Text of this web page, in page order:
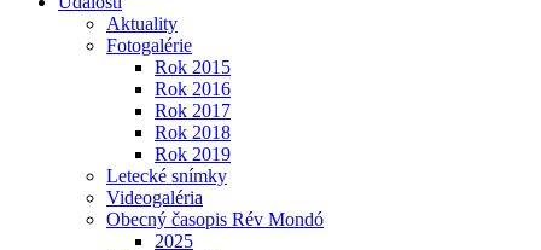
Aktuality
Fotogalérie
Rok 2015
Rok 2016
Rok 2017
Rok 2018
Rok 2019
Letecké snímky
Videogaléria
Obecný časopis Rév Mondó
2025